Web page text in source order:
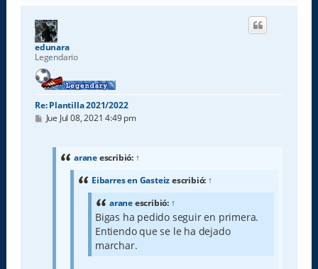
r
edunara
Legendario
Re: Plantilla 2021/2022
M
Jue Jul 08, 2021 4:49 pm
araneescribió: ↑
Eibarres en Gasteizescribió: ↑
araneescribió: ↑
Bigas ha pedido seguir en primera.
Entiendo que se le ha dejado
marchar.